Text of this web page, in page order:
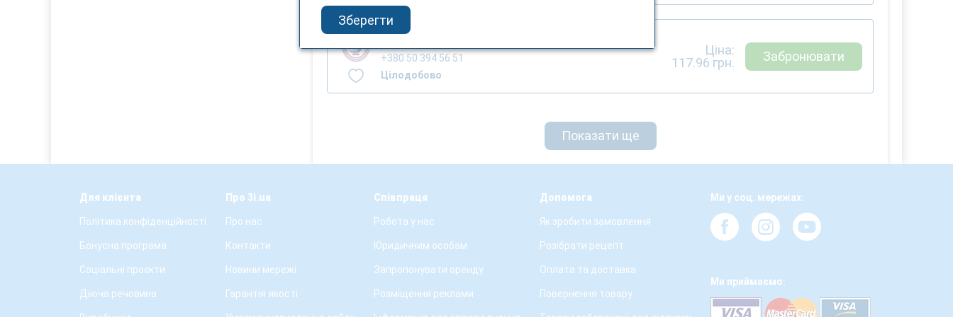
смт.Іваничі, вул. Грушевського, 45
+380 50 394 56 51
Цілодобово
Ціна:
117.96 грн. Забронювати
Показати ще
Для клієнта
Політика конфіденційності
Бонусна програма
Соціальні проєкти
Діюча речовина
Про 3i.ua
Про нас
Контакти
Новини мережі
Гарантія якості
Співпраця
Робота у нас
Юридичним особам
Запропонувати оренду
Розміщення реклами
Допомога
Як зробити замовлення
Розібрати рецепт
Оплата та доставка
Повернення товару
Ми у соц. мережах:
Ми приймаємо:
Зберегти